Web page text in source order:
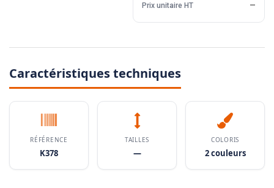
Prix unitaire HT
—
Caractéristiques techniques
RÉFÉRENCE
K378
TAILLES
—
COLORIS
2 couleurs